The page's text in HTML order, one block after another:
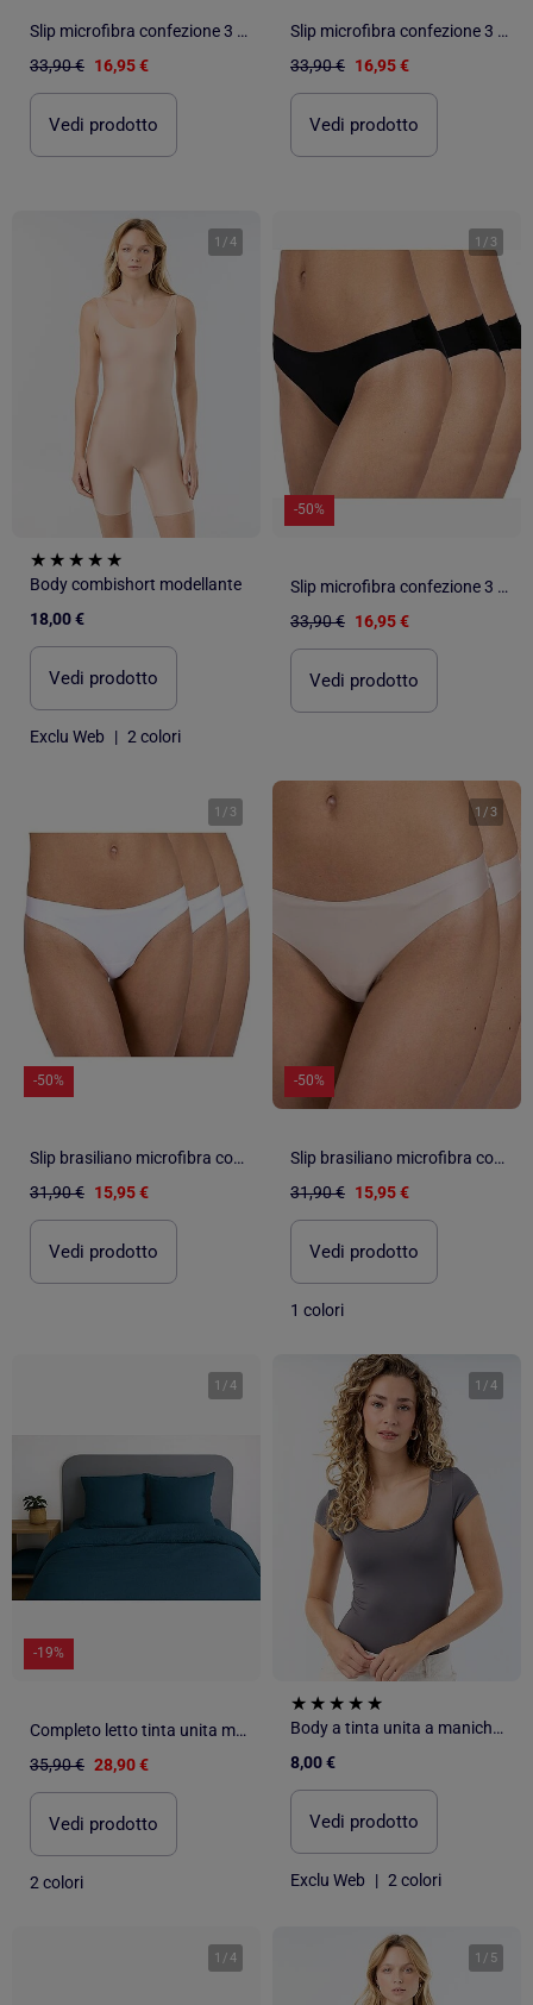
Slip microfibra confezione 3 pezzi
33,90 € 16,95 €
Vedi prodotto
Slip microfibra confezione 3 pezzi
33,90 € 16,95 €
Vedi prodotto
1 /4
Body combishort modellante
18,00 €
Vedi prodotto
Exclu Web | 2 colori
1 / 3
-50%
Slip microfibra confezione 3 pezzi
33,90 € 16,95 €
Vedi prodotto
1 / 3
-50%
Slip brasiliano microfibra confezione da 3 donna
31,90 € 15,95 €
Vedi prodotto
1 /3
-50%
Slip brasiliano microfibra confezione da 3 donna
31,90 € 15,95 €
Vedi prodotto
1 colori
1 /4
-19%
Completo letto tinta unita micro lavata
35,90 € 28,90 €
Vedi prodotto
2 colori
1 /4
Body a tinta unita a maniche corte
8,00 €
Vedi prodotto
Exclu Web | 2 colori
1 /4 1 / 5